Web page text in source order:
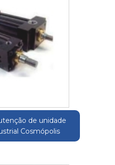
de unidade
Cosmópolis